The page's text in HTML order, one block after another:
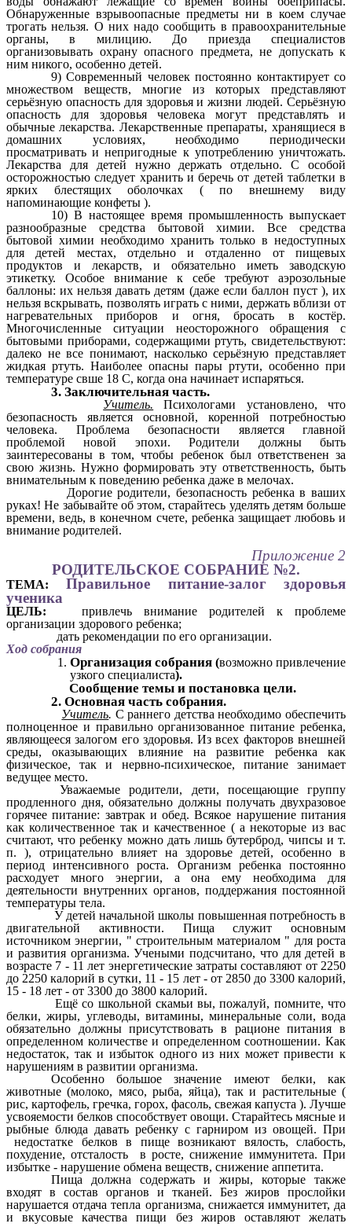
Обнаруженные взрывоопасные предметы ни в коем случае
трогать нельзя. О них надо сообщить в правоохранительные
органы, в милицию. До приезда специалистов
организовывать охрану опасного предмета, не допускать к
ним никого, особенно детей.
9) Современный человек постоянно контактирует со
множеством веществ, многие из которых представляют
серьёзную опасность для здоровья и жизни людей. Серьёзную
опасность для здоровья человека могут представлять и
обычные лекарства. Лекарственные препараты, хранящиеся в
домашних условиях, необходимо периодически
просматривать и непригодные к употреблению уничтожать.
Лекарства для детей нужно держать отдельно. С особой
осторожностью следует хранить и беречь от детей таблетки в
ярких блестящих оболочках ( по внешнему виду
напоминающие конфеты ).
10) В настоящее время промышленность выпускает
разнообразные средства бытовой химии. Все средства
бытовой химии необходимо хранить только в недоступных
для детей местах, отдельно и отдаленно от пищевых
продуктов и лекарств, и обязательно иметь заводскую
этикетку. Особое внимание к себе требуют аэрозольные
баллоны: их нельзя давать детям (даже если баллон пуст ), их
нельзя вскрывать, позволять играть с ними, держать вблизи от
нагревательных приборов и огня, бросать в костёр.
Многочисленные ситуации неосторожного обращения с
бытовыми приборами, содержащими ртуть, свидетельствуют:
далеко не все понимают, насколько серьёзную представляет
жидкая ртуть. Наиболее опасны пары ртути, особенно при
температуре свше 18 С, когда она начинает испаряться.
3. Заключительная часть.
Учитель. Психологами установлено, что
безопасность является основной, коренной потребностью
человека. Проблема безопасности является главной
проблемой новой эпохи. Родители должны быть
заинтересованы в том, чтобы ребенок был ответственен за
свою жизнь. Нужно формировать эту ответственность, быть
внимательным к поведению ребенка даже в мелочах.
Дорогие родители, безопасность ребенка в ваших
руках! Не забывайте об этом, старайтесь уделять детям больше
времени, ведь, в конечном счете, ребенка защищает любовь и
внимание родителей.
Приложение 2
РОДИТЕЛЬСКОЕ СОБРАНИЕ №2.
ТЕМА:
Правильное питание-залог здоровья
ученика
ЦЕЛЬ: привлечь внимание родителей к проблеме
организации здорового ребенка;
дать рекомендации по его организации.
Ход собрания
Организация собрания(возможно привлечение
узкого специалиста).
Сообщение темы и постановка цели.
2. Основная часть собрания.
Учитель. С раннего детства необходимо обеспечить
полноценное и правильно организованное питание ребенка,
являющееся залогом его здоровья. Из всех факторов внешней
среды, оказывающих влияние на развитие ребенка как
физическое, так и нервно-психическое, питание занимает
ведущее место.
Уважаемые родители, дети, посещающие группу
продленного дня, обязательно должны получать двухразовое
горячее питание: завтрак и обед. Всякое нарушение питания
как количественное так и качественное ( а некоторые из вас
считают, что ребенку можно дать лишь бутерброд, чипсы и т.
п. ), отрицательно влияет на здоровье детей, особенно в
период интенсивного роста. Организм ребенка постоянно
расходует много энергии, а она ему необходима для
деятельности внутренних органов, поддержания постоянной
температуры тела.
У детей начальной школы повышенная потребность в
двигательной активности. Пища служит основным
источником энергии, " строительным материалом " для роста
и развития организма. Учеными подсчитано, что для детей в
возрасте 7 - 11 лет энергетические затраты составляют от 2250
до 2250 калорий в сутки, 11 - 15 лет - от 2850 до 3300 калорий,
15 - 18 лет - от 3300 до 3800 калорий.
Ещё со школьной скамьи вы, пожалуй, помните, что
белки, жиры, углеводы, витамины, минеральные соли, вода
обязательно должны присутствовать в рационе питания в
определенном количестве и определенном соотношении. Как
недостаток, так и избыток одного из них может привести к
нарушениям в развитии организма.
Особенно большое значение имеют белки, как
животные (молоко, мясо, рыба, яйца), так и растительные (
рис, картофель, гречка, горох, фасоль, свежая капуста ). Лучше
усвояемости белков способствует овощи. Старайтесь мясные и
рыбные блюда давать ребенку с гарниром из овощей. При
недостатке белков в пище возникают вялость, слабость,
похудение, отсталость в росте, снижение иммунитета. При
избытке - нарушение обмена веществ, снижение аппетита.
Пища должна содержать и жиры, которые также
входят в состав органов и тканей. Без жиров прослойки
нарушается отдача тепла организма, снижается иммунитет, да
и вкусовые качества пищи без жиров оставляют желать